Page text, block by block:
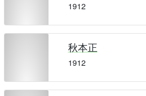
1912
秋本正
1912